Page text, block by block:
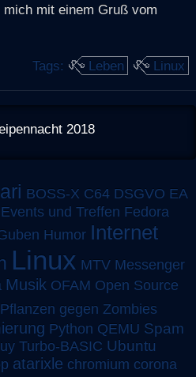
mit einem Gruß vom
Tags: Leben Linux
2018
BOSS-X C64 DSGVO EA
Events und Treffen Fedora
Humor Internet
Linux MTV Messenger
Musik OFAM Open Source
Pflanzen gegen Zombies
Python QEMU Spam
Turbo-BASIC Ubuntu
atarixle chromium corona